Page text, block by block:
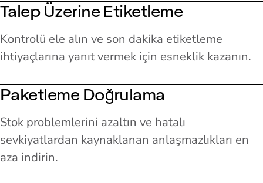
Talep Üzerine Etiketleme
Kontrolü ele alın ve son dakika etiketleme
ihtiyaçlarına yanıt vermek için esneklik kazanın.
Paketleme Doğrulama
Stok problemlerini azaltın ve hatalı
sevkiyatlardan kaynaklanan anlaşmazlıkları en
aza indirin.